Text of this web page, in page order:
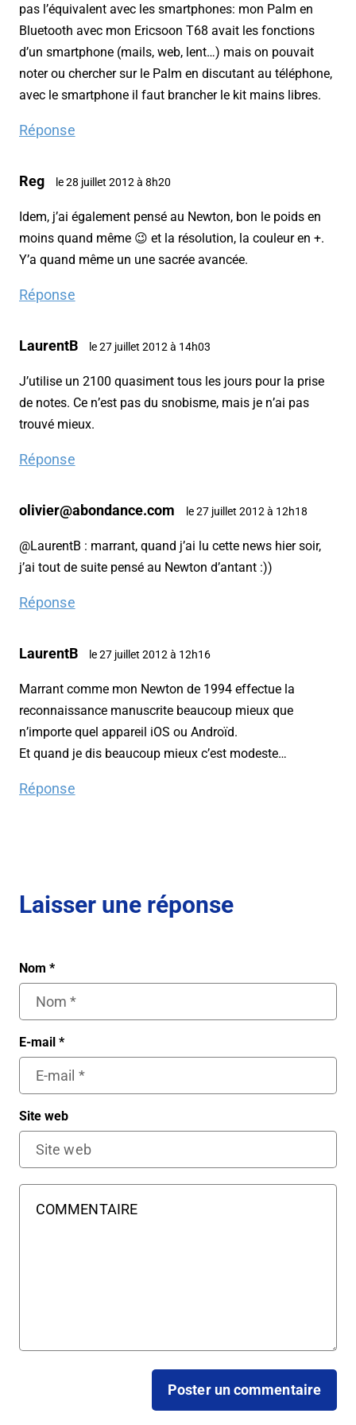
pas l’équivalent avec les smartphones: mon Palm en
Bluetooth avec mon Ericsoon T68 avait les fonctions
d’un smartphone (mails, web, lent…) mais on pouvait
noter ou chercher sur le Palm en discutant au téléphone,
avec le smartphone il faut brancher le kit mains libres.
Réponse
Reg le 28 juillet 2012 à 8h20
Idem, j’ai également pensé au Newton, bon le poids en
moins quand même 😉 et la résolution, la couleur en +.
Y’a quand même un une sacrée avancée.
Réponse
LaurentB le 27 juillet 2012 à 14h03
J’utilise un 2100 quasiment tous les jours pour la prise
de notes. Ce n’est pas du snobisme, mais je n’ai pas
trouvé mieux.
Réponse
olivier@abondance.com le 27 juillet 2012 à 12h18
@LaurentB : marrant, quand j’ai lu cette news hier soir,
j’ai tout de suite pensé au Newton d’antant :))
Réponse
LaurentB le 27 juillet 2012 à 12h16
Marrant comme mon Newton de 1994 effectue la
reconnaissance manuscrite beaucoup mieux que
n’importe quel appareil iOS ou Androïd.
Et quand je dis beaucoup mieux c’est modeste…
Réponse
Laisser une réponse
Nom *
E-mail *
Site web